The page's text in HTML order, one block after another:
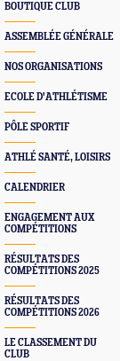
BOUTIQUE CLUB
ASSEMBLÉE GÉNÉRALE
NOS ORGANISATIONS
ECOLE D'ATHLÉTISME
PÔLE SPORTIF
ATHLÉ SANTÉ, LOISIRS
CALENDRIER
ENGAGEMENT AUX
COMPÉTITIONS
RÉSULTATS DES
COMPÉTITIONS 2025
RÉSULTATS DES
COMPÉTITIONS 2026
LE CLASSEMENT DU
CLUB